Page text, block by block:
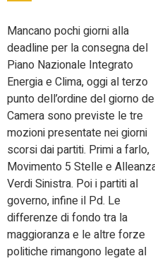
Mancano pochi giorni alla
deadline per la consegna del
Piano Nazionale Integrato
Energia e Clima, oggi al terzo
punto dell’ordine del giorno
Camera sono previste le tre
mozioni presentate nei giorni
scorsi dai partiti. Primi a farlo,
Movimento 5 Stelle e
Verdi Sinistra. Poi i partiti al
governo, infine il Pd. Le
differenze di fondo tra la
maggioranza e le altre forze
politiche rimangono legate al